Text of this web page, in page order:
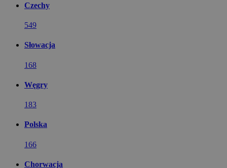
Czechy
549
Słowacja
168
Węgry
183
Polska
166
Chorwacja